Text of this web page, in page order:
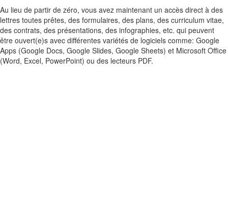
Au lieu de partir de zéro, vous avez maintenant un accès direct à des
lettres toutes prêtes, des formulaires, des plans, des curriculum vitae,
des contrats, des présentations, des infographies, etc. qui peuvent
être ouvert(e)s avec différentes variétés de logiciels comme: Google
Apps (Google Docs, Google Slides, Google Sheets) et Microsoft Office
(Word, Excel, PowerPoint) ou des lecteurs PDF.